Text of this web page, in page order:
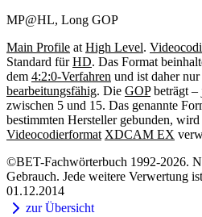
MP@HL, Long GOP
Main Profile at High Level.
Standard fürHD. Das Format
dem 4:2:0-Verfahren und ist daher
bearbeitungsfähig. Die GOPbeträgt –
zwischen 5 und 15. Das genannte
bestimmten Hersteller gebunden,
Videocodierformat XDCAM EX
©BET-Fachwörterbuch 1992-2026.
Gebrauch. Jede weitere Verwertung
01.12.2014
zur Übersicht